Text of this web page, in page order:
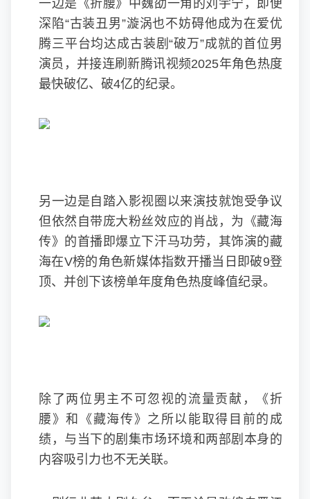
一边是《折腰》中魏劭一角的刘宇宁，即便
深陷“古装丑男”漩涡也不妨碍他成为在爱优
腾三平台均达成古装剧“破万”成就的首位男
演员，并接连刷新腾讯视频2025年角色热度
最快破亿、破4亿的纪录。
另一边是自踏入影视圈以来演技就饱受争议
但依然自带庞大粉丝效应的肖战，为《藏海
传》的首播即爆立下汗马功劳，其饰演的藏
海在V榜的角色新媒体指数开播当日即破9登
顶、并创下该榜单年度角色热度峰值纪录。
除了两位男主不可忽视的流量贡献，《折
腰》和《藏海传》之所以能取得目前的成
绩，与当下的剧集市场环境和两部剧本身的
内容吸引力也不无关联。